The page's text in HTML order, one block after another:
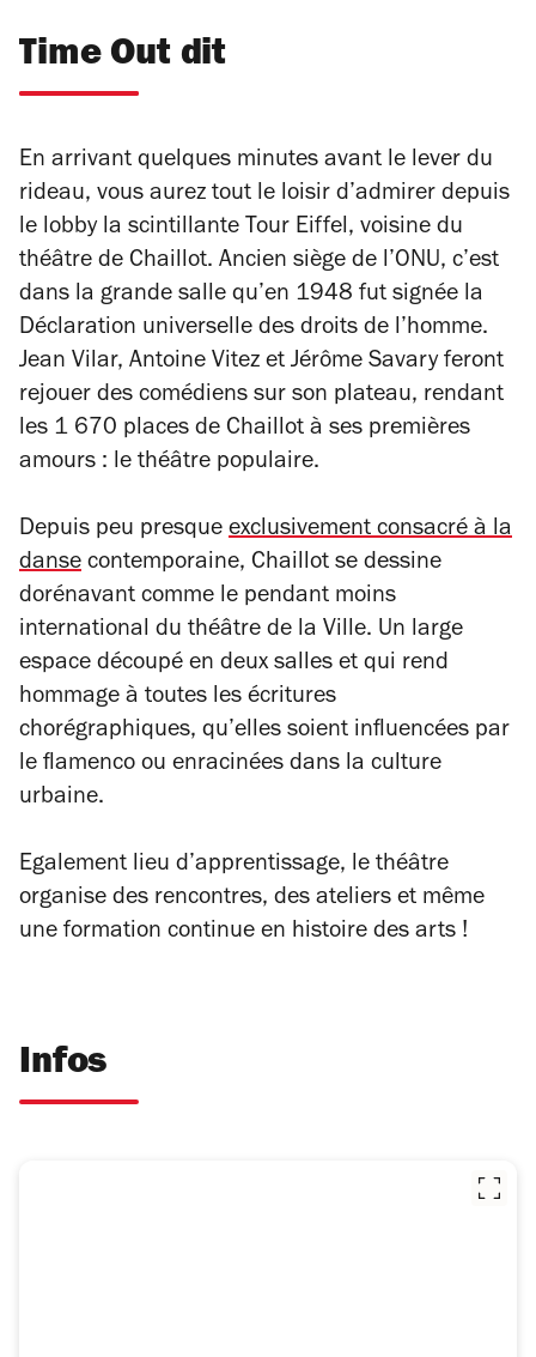
Time Out dit
En arrivant quelques minutes avant le lever du
rideau, vous aurez tout le loisir d’admirer depuis
le lobby la scintillante Tour Eiffel, voisine du
théâtre de Chaillot. Ancien siège de l’ONU, c’est
dans la grande salle qu’en 1948 fut signée la
Déclaration universelle des droits de l’homme.
Jean Vilar, Antoine Vitez et Jérôme Savary feront
rejouer des comédiens sur son plateau, rendant
les 1 670 places de Chaillot à ses premières
amours : le théâtre populaire.
Depuis peu presque exclusivement consacré à la
danse contemporaine, Chaillot se dessine
dorénavant comme le pendant moins
international du théâtre de la Ville. Un large
espace découpé en deux salles et qui rend
hommage à toutes les écritures
chorégraphiques, qu’elles soient influencées par
le flamenco ou enracinées dans la culture
urbaine.
Egalement lieu d’apprentissage, le théâtre
organise des rencontres, des ateliers et même
une formation continue en histoire des arts !
Infos